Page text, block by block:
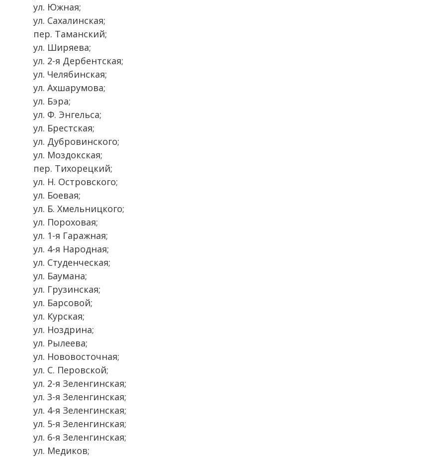
ул. Южная;
ул. Сахалинская;
пер. Таманский;
ул. Ширяева;
ул. 2-я Дербентская;
ул. Челябинская;
ул. Ахшарумова;
ул. Бэра;
ул. Ф. Энгельса;
ул. Брестская;
ул. Дубровинского;
ул. Моздокская;
пер. Тихорецкий;
ул. Н. Островского;
ул. Боевая;
ул. Б. Хмельницкого;
ул. Пороховая;
ул. 1-я Гаражная;
ул. 4-я Народная;
ул. Студенческая;
ул. Баумана;
ул. Грузинская;
ул. Барсовой;
ул. Курская;
ул. Ноздрина;
ул. Рылеева;
ул. Нововосточная;
ул. С. Перовской;
ул. 2-я Зеленгинская;
ул. 3-я Зеленгинская;
ул. 4-я Зеленгинская;
ул. 5-я Зеленгинская;
ул. 6-я Зеленгинская;
ул. Медиков;